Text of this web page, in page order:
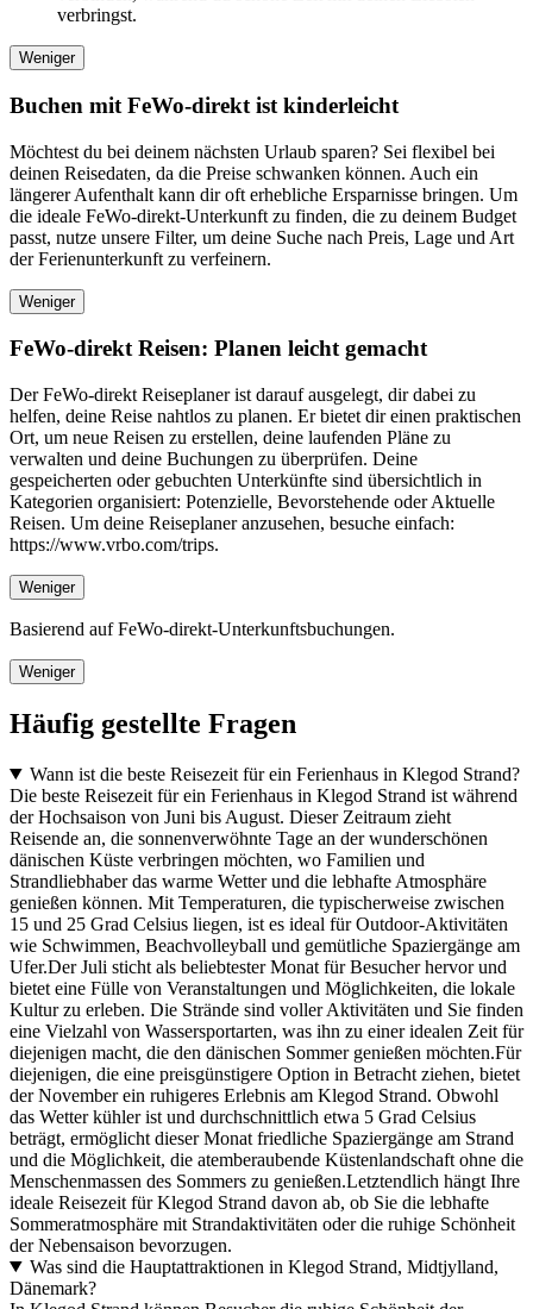
verbringst.
Weniger
Buchen mit FeWo-direkt ist kinderleicht
Möchtest du bei deinem nächsten Urlaub sparen? Sei flexibel bei
deinen Reisedaten, da die Preise schwanken können. Auch ein
längerer Aufenthalt kann dir oft erhebliche Ersparnisse bringen. Um
die ideale FeWo-direkt-Unterkunft zu finden, die zu deinem Budget
passt, nutze unsere Filter, um deine Suche nach Preis, Lage und Art
der Ferienunterkunft zu verfeinern.
Weniger
FeWo-direkt Reisen: Planen leicht gemacht
Der FeWo-direkt Reiseplaner ist darauf ausgelegt, dir dabei zu
helfen, deine Reise nahtlos zu planen. Er bietet dir einen praktischen
Ort, um neue Reisen zu erstellen, deine laufenden Pläne zu
verwalten und deine Buchungen zu überprüfen. Deine
gespeicherten oder gebuchten Unterkünfte sind übersichtlich in
Kategorien organisiert: Potenzielle, Bevorstehende oder Aktuelle
Reisen. Um deine Reiseplaner anzusehen, besuche einfach:
https://www.vrbo.com/trips.
Weniger
Basierend auf FeWo-direkt-Unterkunftsbuchungen.
Weniger
Häufig gestellte Fragen
Wann ist die beste Reisezeit für ein Ferienhaus in Klegod Strand?
Die beste Reisezeit für ein Ferienhaus in Klegod Strand ist während
der Hochsaison von Juni bis August. Dieser Zeitraum zieht
Reisende an, die sonnenverwöhnte Tage an der wunderschönen
dänischen Küste verbringen möchten, wo Familien und
Strandliebhaber das warme Wetter und die lebhafte Atmosphäre
genießen können. Mit Temperaturen, die typischerweise zwischen
15 und 25 Grad Celsius liegen, ist es ideal für Outdoor-Aktivitäten
wie Schwimmen, Beachvolleyball und gemütliche Spaziergänge am
Ufer.Der Juli sticht als beliebtester Monat für Besucher hervor und
bietet eine Fülle von Veranstaltungen und Möglichkeiten, die lokale
Kultur zu erleben. Die Strände sind voller Aktivitäten und Sie finden
eine Vielzahl von Wassersportarten, was ihn zu einer idealen Zeit für
diejenigen macht, die den dänischen Sommer genießen möchten.Für
diejenigen, die eine preisgünstigere Option in Betracht ziehen, bietet
der November ein ruhigeres Erlebnis am Klegod Strand. Obwohl
das Wetter kühler ist und durchschnittlich etwa 5 Grad Celsius
beträgt, ermöglicht dieser Monat friedliche Spaziergänge am Strand
und die Möglichkeit, die atemberaubende Küstenlandschaft ohne die
Menschenmassen des Sommers zu genießen.Letztendlich hängt Ihre
ideale Reisezeit für Klegod Strand davon ab, ob Sie die lebhafte
Sommeratmosphäre mit Strandaktivitäten oder die ruhige Schönheit
der Nebensaison bevorzugen.
Was sind die Hauptattraktionen in Klegod Strand, Midtjylland,
Dänemark?